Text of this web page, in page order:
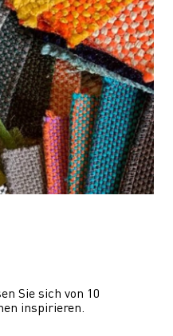
Sie sich von 10
inspirieren.